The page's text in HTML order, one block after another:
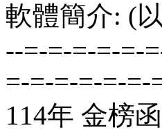
軟體簡介: (
--=-=-=-=-=-
=-=-=-=-=-=-
114年 金榜